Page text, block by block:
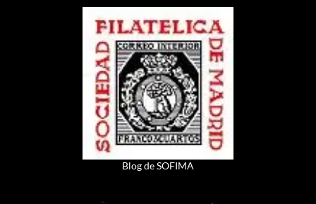
Blog de SOFIMA